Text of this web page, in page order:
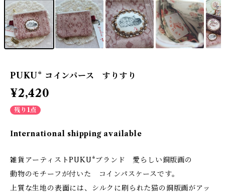
PUKU* コインパース すりすり
¥2,420
残り1点
International shipping available
雑貨アーティストPUKU*ブランド 愛らしい銅版画の
動物のモチーフが付いた コインパスケースです。
上質な生地の表面には、シルクに刷られた猫の銅版画がアッ